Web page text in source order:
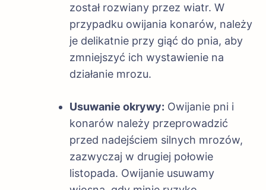
został rozwiany przez wiatr. W
przypadku owijania konarów, należy
je delikatnie przy giąć do pnia, aby
zmniejszyć ich wystawienie na
działanie mrozu.
Usuwanie okrywy: Owijanie pni i
konarów należy przeprowadzić
przed nadejściem silnych mrozów,
zazwyczaj w drugiej połowie
listopada. Owijanie usuwamy